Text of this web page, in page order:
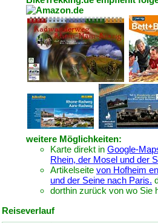
weitere Möglichkeiten:
Karte direkt in Google-
Rhein, der Mosel und der
Artikelseite von Hofheim
und der Seine nach Paris.
dorthin zurück von wo Sie
Reiseverlauf